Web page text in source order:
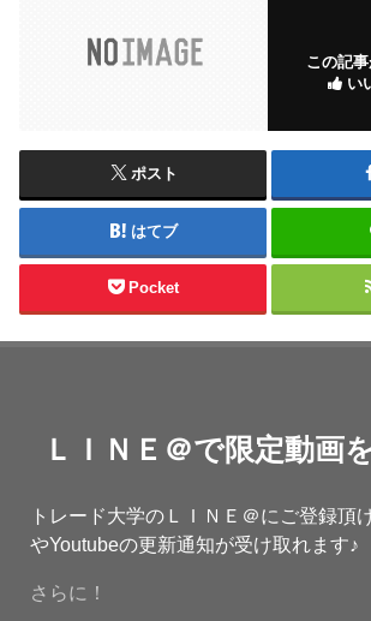
この記
い
ポスト
はてブ
Pocket
ＬＩＮＥ＠で限定動画
トレード大学のＬＩＮＥ＠にご登録頂
やYoutubeの更新通知が受け取れます♪
さらに！